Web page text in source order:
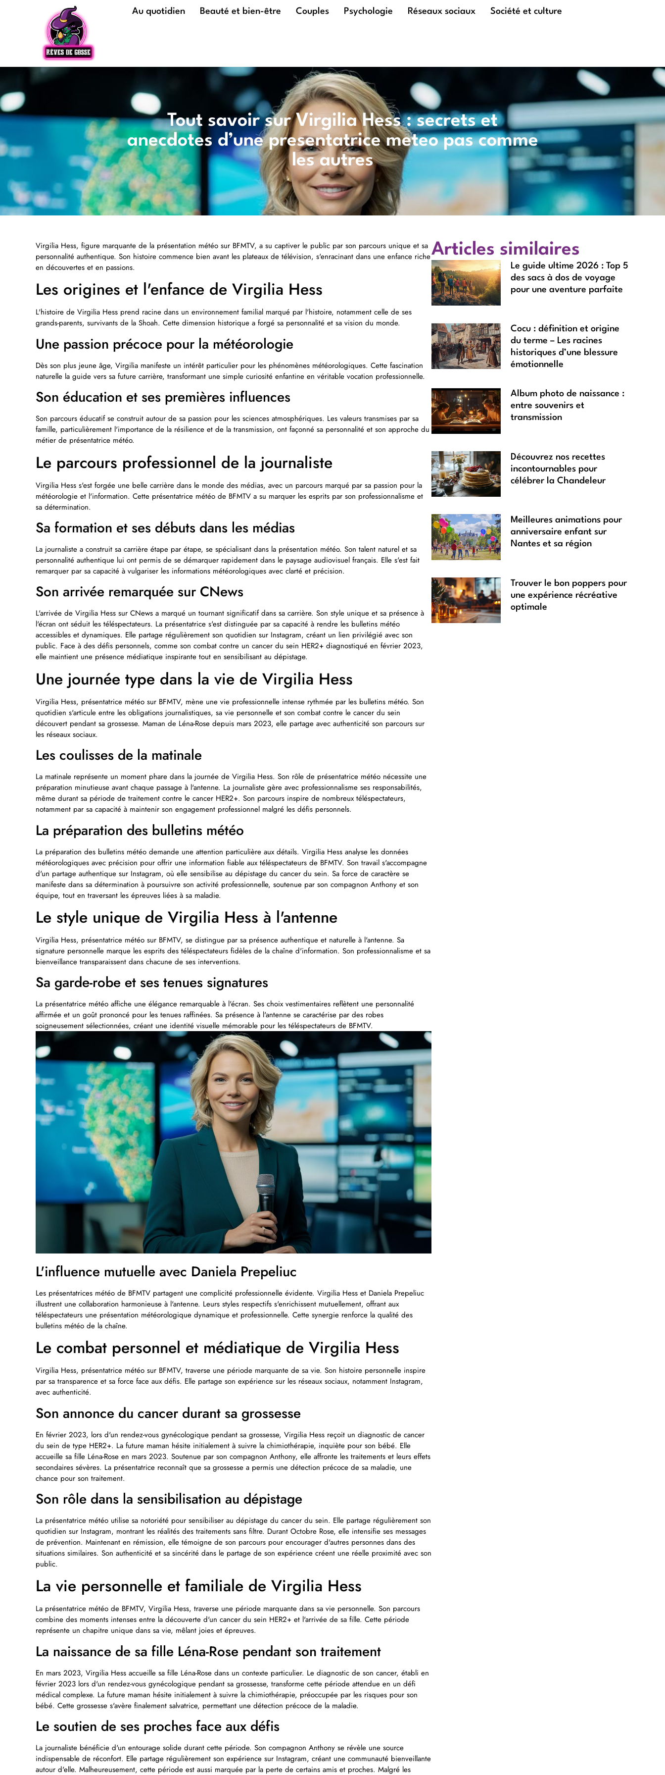
Au quotidien Beauté et bien-être Couples Psychologie Réseaux sociaux Société et culture
Tout savoir sur Virgilia Hess : secrets et
anecdotes d’une presentatrice meteo pas comme
les autres
Virgilia Hess, figure marquante de la présentation météo sur BFMTV, a su captiver le public par son parcours unique et sa
personnalité authentique. Son histoire commence bien avant les plateaux de télévision, s'enracinant dans une enfance riche
en découvertes et en passions.
Les origines et l'enfance de Virgilia Hess
L'histoire de Virgilia Hess prend racine dans un environnement familial marqué par l'histoire, notamment celle de ses
grands-parents, survivants de la Shoah. Cette dimension historique a forgé sa personnalité et sa vision du monde.
Une passion précoce pour la météorologie
Dès son plus jeune âge, Virgilia manifeste un intérêt particulier pour les phénomènes météorologiques. Cette fascination
naturelle la guide vers sa future carrière, transformant une simple curiosité enfantine en véritable vocation professionnelle.
Son éducation et ses premières influences
Son parcours éducatif se construit autour de sa passion pour les sciences atmosphériques. Les valeurs transmises par sa
famille, particulièrement l'importance de la résilience et de la transmission, ont façonné sa personnalité et son approche du
métier de présentatrice météo.
Le parcours professionnel de la journaliste
Virgilia Hess s'est forgée une belle carrière dans le monde des médias, avec un parcours marqué par sa passion pour la
météorologie et l'information. Cette présentatrice météo de BFMTV a su marquer les esprits par son professionnalisme et
sa détermination.
Sa formation et ses débuts dans les médias
La journaliste a construit sa carrière étape par étape, se spécialisant dans la présentation météo. Son talent naturel et sa
personnalité authentique lui ont permis de se démarquer rapidement dans le paysage audiovisuel français. Elle s'est fait
remarquer par sa capacité à vulgariser les informations météorologiques avec clarté et précision.
Son arrivée remarquée sur CNews
L'arrivée de Virgilia Hess sur CNews a marqué un tournant significatif dans sa carrière. Son style unique et sa présence à
l'écran ont séduit les téléspectateurs. La présentatrice s'est distinguée par sa capacité à rendre les bulletins météo
accessibles et dynamiques. Elle partage régulièrement son quotidien sur Instagram, créant un lien privilégié avec son
public. Face à des défis personnels, comme son combat contre un cancer du sein HER2+ diagnostiqué en février 2023,
elle maintient une présence médiatique inspirante tout en sensibilisant au dépistage.
Une journée type dans la vie de Virgilia Hess
Virgilia Hess, présentatrice météo sur BFMTV, mène une vie professionnelle intense rythmée par les bulletins météo. Son
quotidien s'articule entre les obligations journalistiques, sa vie personnelle et son combat contre le cancer du sein
découvert pendant sa grossesse. Maman de Léna-Rose depuis mars 2023, elle partage avec authenticité son parcours sur
les réseaux sociaux.
Les coulisses de la matinale
La matinale représente un moment phare dans la journée de Virgilia Hess. Son rôle de présentatrice météo nécessite une
préparation minutieuse avant chaque passage à l'antenne. La journaliste gère avec professionnalisme ses responsabilités,
même durant sa période de traitement contre le cancer HER2+. Son parcours inspire de nombreux téléspectateurs,
notamment par sa capacité à maintenir son engagement professionnel malgré les défis personnels.
La préparation des bulletins météo
La préparation des bulletins météo demande une attention particulière aux détails. Virgilia Hess analyse les données
météorologiques avec précision pour offrir une information fiable aux téléspectateurs de BFMTV. Son travail s'accompagne
d'un partage authentique sur Instagram, où elle sensibilise au dépistage du cancer du sein. Sa force de caractère se
manifeste dans sa détermination à poursuivre son activité professionnelle, soutenue par son compagnon Anthony et son
équipe, tout en traversant les épreuves liées à sa maladie.
Le style unique de Virgilia Hess à l'antenne
Virgilia Hess, présentatrice météo sur BFMTV, se distingue par sa présence authentique et naturelle à l'antenne. Sa
signature personnelle marque les esprits des téléspectateurs fidèles de la chaîne d'information. Son professionnalisme et sa
bienveillance transparaissent dans chacune de ses interventions.
Sa garde-robe et ses tenues signatures
La présentatrice météo affiche une élégance remarquable à l'écran. Ses choix vestimentaires reflètent une personnalité
affirmée et un goût prononcé pour les tenues raffinées. Sa présence à l'antenne se caractérise par des robes
soigneusement sélectionnées, créant une identité visuelle mémorable pour les téléspectateurs de BFMTV.
L'influence mutuelle avec Daniela Prepeliuc
Les présentatrices météo de BFMTV partagent une complicité professionnelle évidente. Virgilia Hess et Daniela Prepeliuc
illustrent une collaboration harmonieuse à l'antenne. Leurs styles respectifs s'enrichissent mutuellement, offrant aux
téléspectateurs une présentation météorologique dynamique et professionnelle. Cette synergie renforce la qualité des
bulletins météo de la chaîne.
Le combat personnel et médiatique de Virgilia Hess
Virgilia Hess, présentatrice météo sur BFMTV, traverse une période marquante de sa vie. Son histoire personnelle inspire
par sa transparence et sa force face aux défis. Elle partage son expérience sur les réseaux sociaux, notamment Instagram,
avec authenticité.
Son annonce du cancer durant sa grossesse
En février 2023, lors d'un rendez-vous gynécologique pendant sa grossesse, Virgilia Hess reçoit un diagnostic de cancer
du sein de type HER2+. La future maman hésite initialement à suivre la chimiothérapie, inquiète pour son bébé. Elle
accueille sa fille Léna-Rose en mars 2023. Soutenue par son compagnon Anthony, elle affronte les traitements et leurs effets
secondaires sévères. La présentatrice reconnaît que sa grossesse a permis une détection précoce de sa maladie, une
chance pour son traitement.
Son rôle dans la sensibilisation au dépistage
La présentatrice météo utilise sa notoriété pour sensibiliser au dépistage du cancer du sein. Elle partage régulièrement son
quotidien sur Instagram, montrant les réalités des traitements sans filtre. Durant Octobre Rose, elle intensifie ses messages
de prévention. Maintenant en rémission, elle témoigne de son parcours pour encourager d'autres personnes dans des
situations similaires. Son authenticité et sa sincérité dans le partage de son expérience créent une réelle proximité avec son
public.
La vie personnelle et familiale de Virgilia Hess
La présentatrice météo de BFMTV, Virgilia Hess, traverse une période marquante dans sa vie personnelle. Son parcours
combine des moments intenses entre la découverte d'un cancer du sein HER2+ et l'arrivée de sa fille. Cette période
représente un chapitre unique dans sa vie, mêlant joies et épreuves.
La naissance de sa fille Léna-Rose pendant son traitement
En mars 2023, Virgilia Hess accueille sa fille Léna-Rose dans un contexte particulier. Le diagnostic de son cancer, établi en
février 2023 lors d'un rendez-vous gynécologique pendant sa grossesse, transforme cette période attendue en un défi
médical complexe. La future maman hésite initialement à suivre la chimiothérapie, préoccupée par les risques pour son
bébé. Cette grossesse s'avère finalement salvatrice, permettant une détection précoce de la maladie.
Le soutien de ses proches face aux défis
La journaliste bénéficie d'un entourage solide durant cette période. Son compagnon Anthony se révèle une source
indispensable de réconfort. Elle partage régulièrement son expérience sur Instagram, créant une communauté bienveillante
autour d'elle. Malheureusement, cette période est aussi marquée par la perte de certains amis et proches. Malgré les
Articles similaires
Le guide ultime 2026 : Top 5
des sacs à dos de voyage
pour une aventure parfaite
Cocu : définition et origine
du terme – Les racines
historiques d’une blessure
émotionnelle
Album photo de naissance :
entre souvenirs et
transmission
Découvrez nos recettes
incontournables pour
célébrer la Chandeleur
Meilleures animations pour
anniversaire enfant sur
Nantes et sa région
Trouver le bon poppers pour
une expérience récréative
optimale